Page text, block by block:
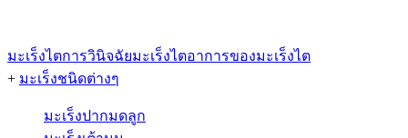
มะเร็งไตการวินิจฉัยมะเร็งไตอาการของมะเร็งไต
+ มะเร็งชนิดต่างๆ
มะเร็งปากมดลูก